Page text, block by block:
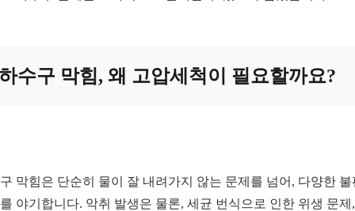
수구 막힘, 왜 고압세척이 필요할까요?
막힘은 단순히 물이 잘 내려가지 않는 문제를 넘어, 다양한 불
야기합니다. 악취 발생은 물론, 세균 번식으로 인한 위생 문제